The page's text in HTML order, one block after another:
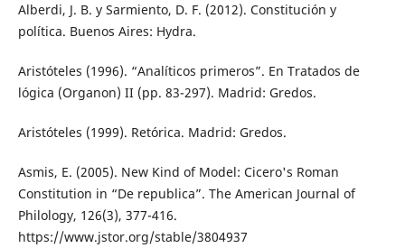
Alberdi, J. B. y Sarmiento, D. F. (2012). Constitución y
política. Buenos Aires: Hydra.
Aristóteles (1996). “Analíticos primeros”. En Tratados de
lógica (Organon) II (pp. 83-297). Madrid: Gredos.
Aristóteles (1999). Retórica. Madrid: Gredos.
Asmis, E. (2005). New Kind of Model: Cicero's Roman
Constitution in “De republica”. The American Journal of
Philology, 126(3), 377-416.
https://www.jstor.org/stable/3804937